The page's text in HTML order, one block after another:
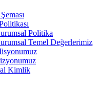
Politika
Temel Değerlerimiz
Kimlik